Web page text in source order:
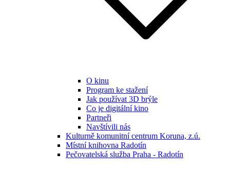
O kinu
Program ke stažení
Jak používat 3D brýle
Co je digitální kino
Partneři
Navštívili nás
Kulturně komunitní centrum Koruna, z.ú.
Místní knihovna Radotín
Pečovatelská služba Praha - Radotín